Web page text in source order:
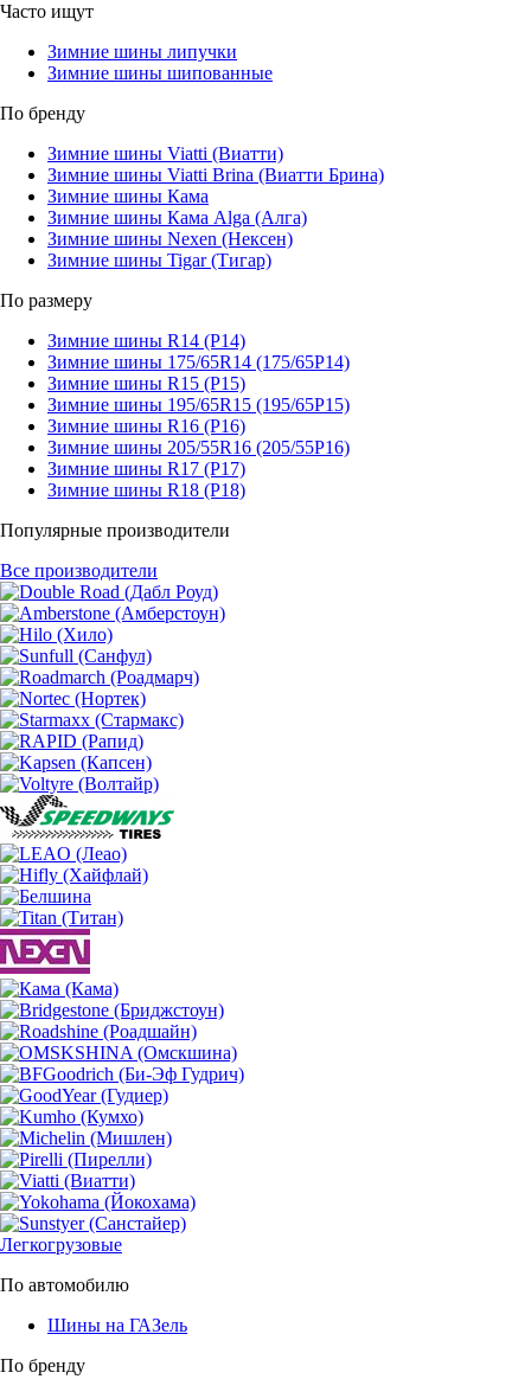
Часто ищут
Зимние шины липучки
Зимние шины шипованные
По бренду
Зимние шины Viatti (Виатти)
Зимние шины Viatti Brina (Виатти Брина)
Зимние шины Кама
Зимние шины Кама Alga (Алга)
Зимние шины Nexen (Нексен)
Зимние шины Tigar (Тигар)
По размеру
Зимние шины R14 (Р14)
Зимние шины 175/65R14 (175/65Р14)
Зимние шины R15 (Р15)
Зимние шины 195/65R15 (195/65Р15)
Зимние шины R16 (Р16)
Зимние шины 205/55R16 (205/55Р16)
Зимние шины R17 (Р17)
Зимние шины R18 (Р18)
Популярные производители
Все производители
Легкогрузовые
По автомобилю
Шины на ГАЗель
По бренду